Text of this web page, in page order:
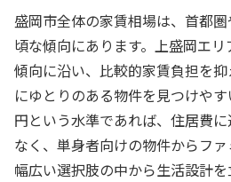
盛岡市全体の家賃相場は、首都
頃な傾向にあります。上盛岡エ
傾向に沿い、比較的家賃負担を
にゆとりのある物件を見つけや
円という水準であれば、住居費
なく、単身者向けの物件からファ
幅広い選択肢の中から生活設計を